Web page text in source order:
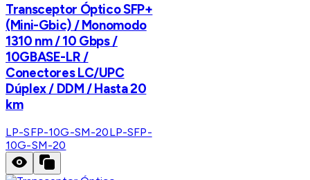
Transceptor Óptico SFP+
(Mini-Gbic) / Monomodo
1310 nm / 10 Gbps /
10GBASE-LR /
Conectores LC/UPC
Dúplex / DDM / Hasta 20
km
LP-SFP-10G-SM-20LP-SFP-
10G-SM-20